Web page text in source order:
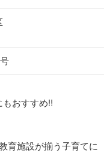
おすすめ!!
育施設が揃う子育てに